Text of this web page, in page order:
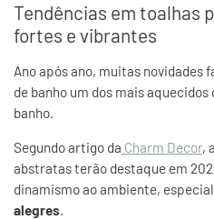
Tendências em toalhas
fortes e vibrantes
Ano após ano, muitas novidades
de banho um dos mais
banho.
Segundo artigo da Charm Decor,
abstratas terão destaque em
dinamismo ao ambiente,
alegres.